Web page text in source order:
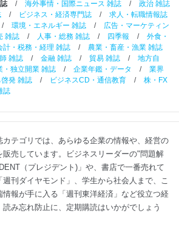
/ 海外事情・国際ニュース 雑誌 /
政治 雑誌
/ ビジネス・経済専門誌 /
求人・転職情報誌
/ 環境・エネルギー 雑誌 /
広告・マーケティン
雑誌 / 人事・総務 雑誌 / 四季報 /
外食・
計・税務・経理 雑誌 /
農業・畜産・漁業 雑誌
雑誌 / 金融 雑誌 / 貿易 雑誌 /
地方自
・独立開業 雑誌 / 企業年鑑・データ /
業界
啓発 雑誌 / ビジネスCD・通信教育 /
株・FX
誌
テゴリでは、あらゆる企業の情報や、経営の
売しています。ビジネスリーダーの"問題解
（プレジデント)」や、書店で一番売れて
刊ダイヤモンド」、学生から社会人まで、こ
情報が手に入る「週刊東洋経済」など役立つ経
み忘れ防止に、定期購読はいかがでしょう